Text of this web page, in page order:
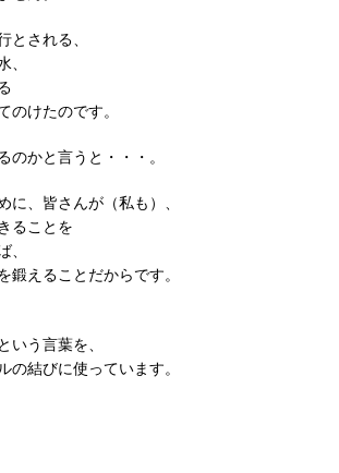
とされる、
、
のけたのです。
のかと言うと・・・。
に、皆さんが（私も）、
ることを
、
鍛えることだからです。
いう言葉を、
の結びに使っています。